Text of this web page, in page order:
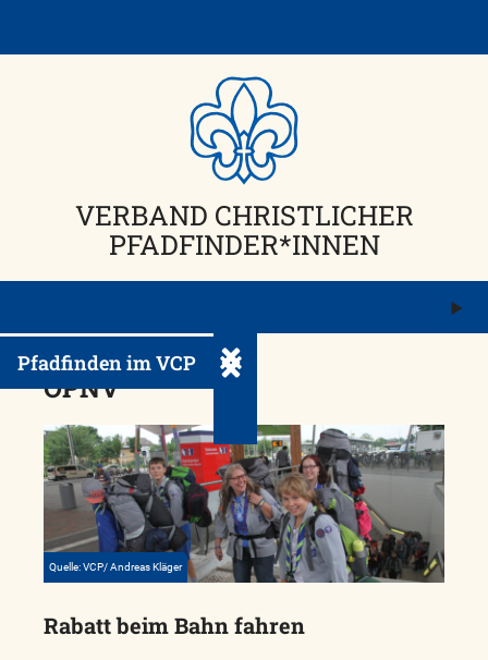
VERBAND CHRISTLICHER
PFADFINDER*INNEN
Pfadfinden im VCP Untermenü ein-/ausklappen
ÖPNV
Quelle: VCP/ Andreas Kläger
Rabatt beim Bahn fahren